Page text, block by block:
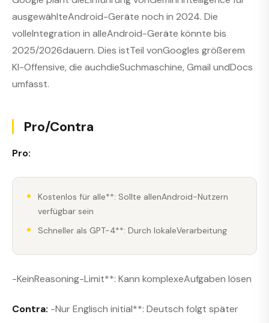
ausgewählteAndroid-Geräte noch in 2024. Die
volleIntegration in alleAndroid-Geräte könnte bis
2025/2026dauern. Dies istTeil vonGoogles größerem
KI-Offensive, die auchdieSuchmaschine, Gmail undDocs
umfasst.
Pro/Contra
Pro:
Kostenlos für alle**: Sollte allenAndroid-Nutzern
verfügbar sein
Schneller als GPT-4**: Durch lokaleVerarbeitung
-KeinReasoning-Limit**: Kann komplexeAufgaben lösen
Contra: -Nur Englisch initial**: Deutsch folgt später